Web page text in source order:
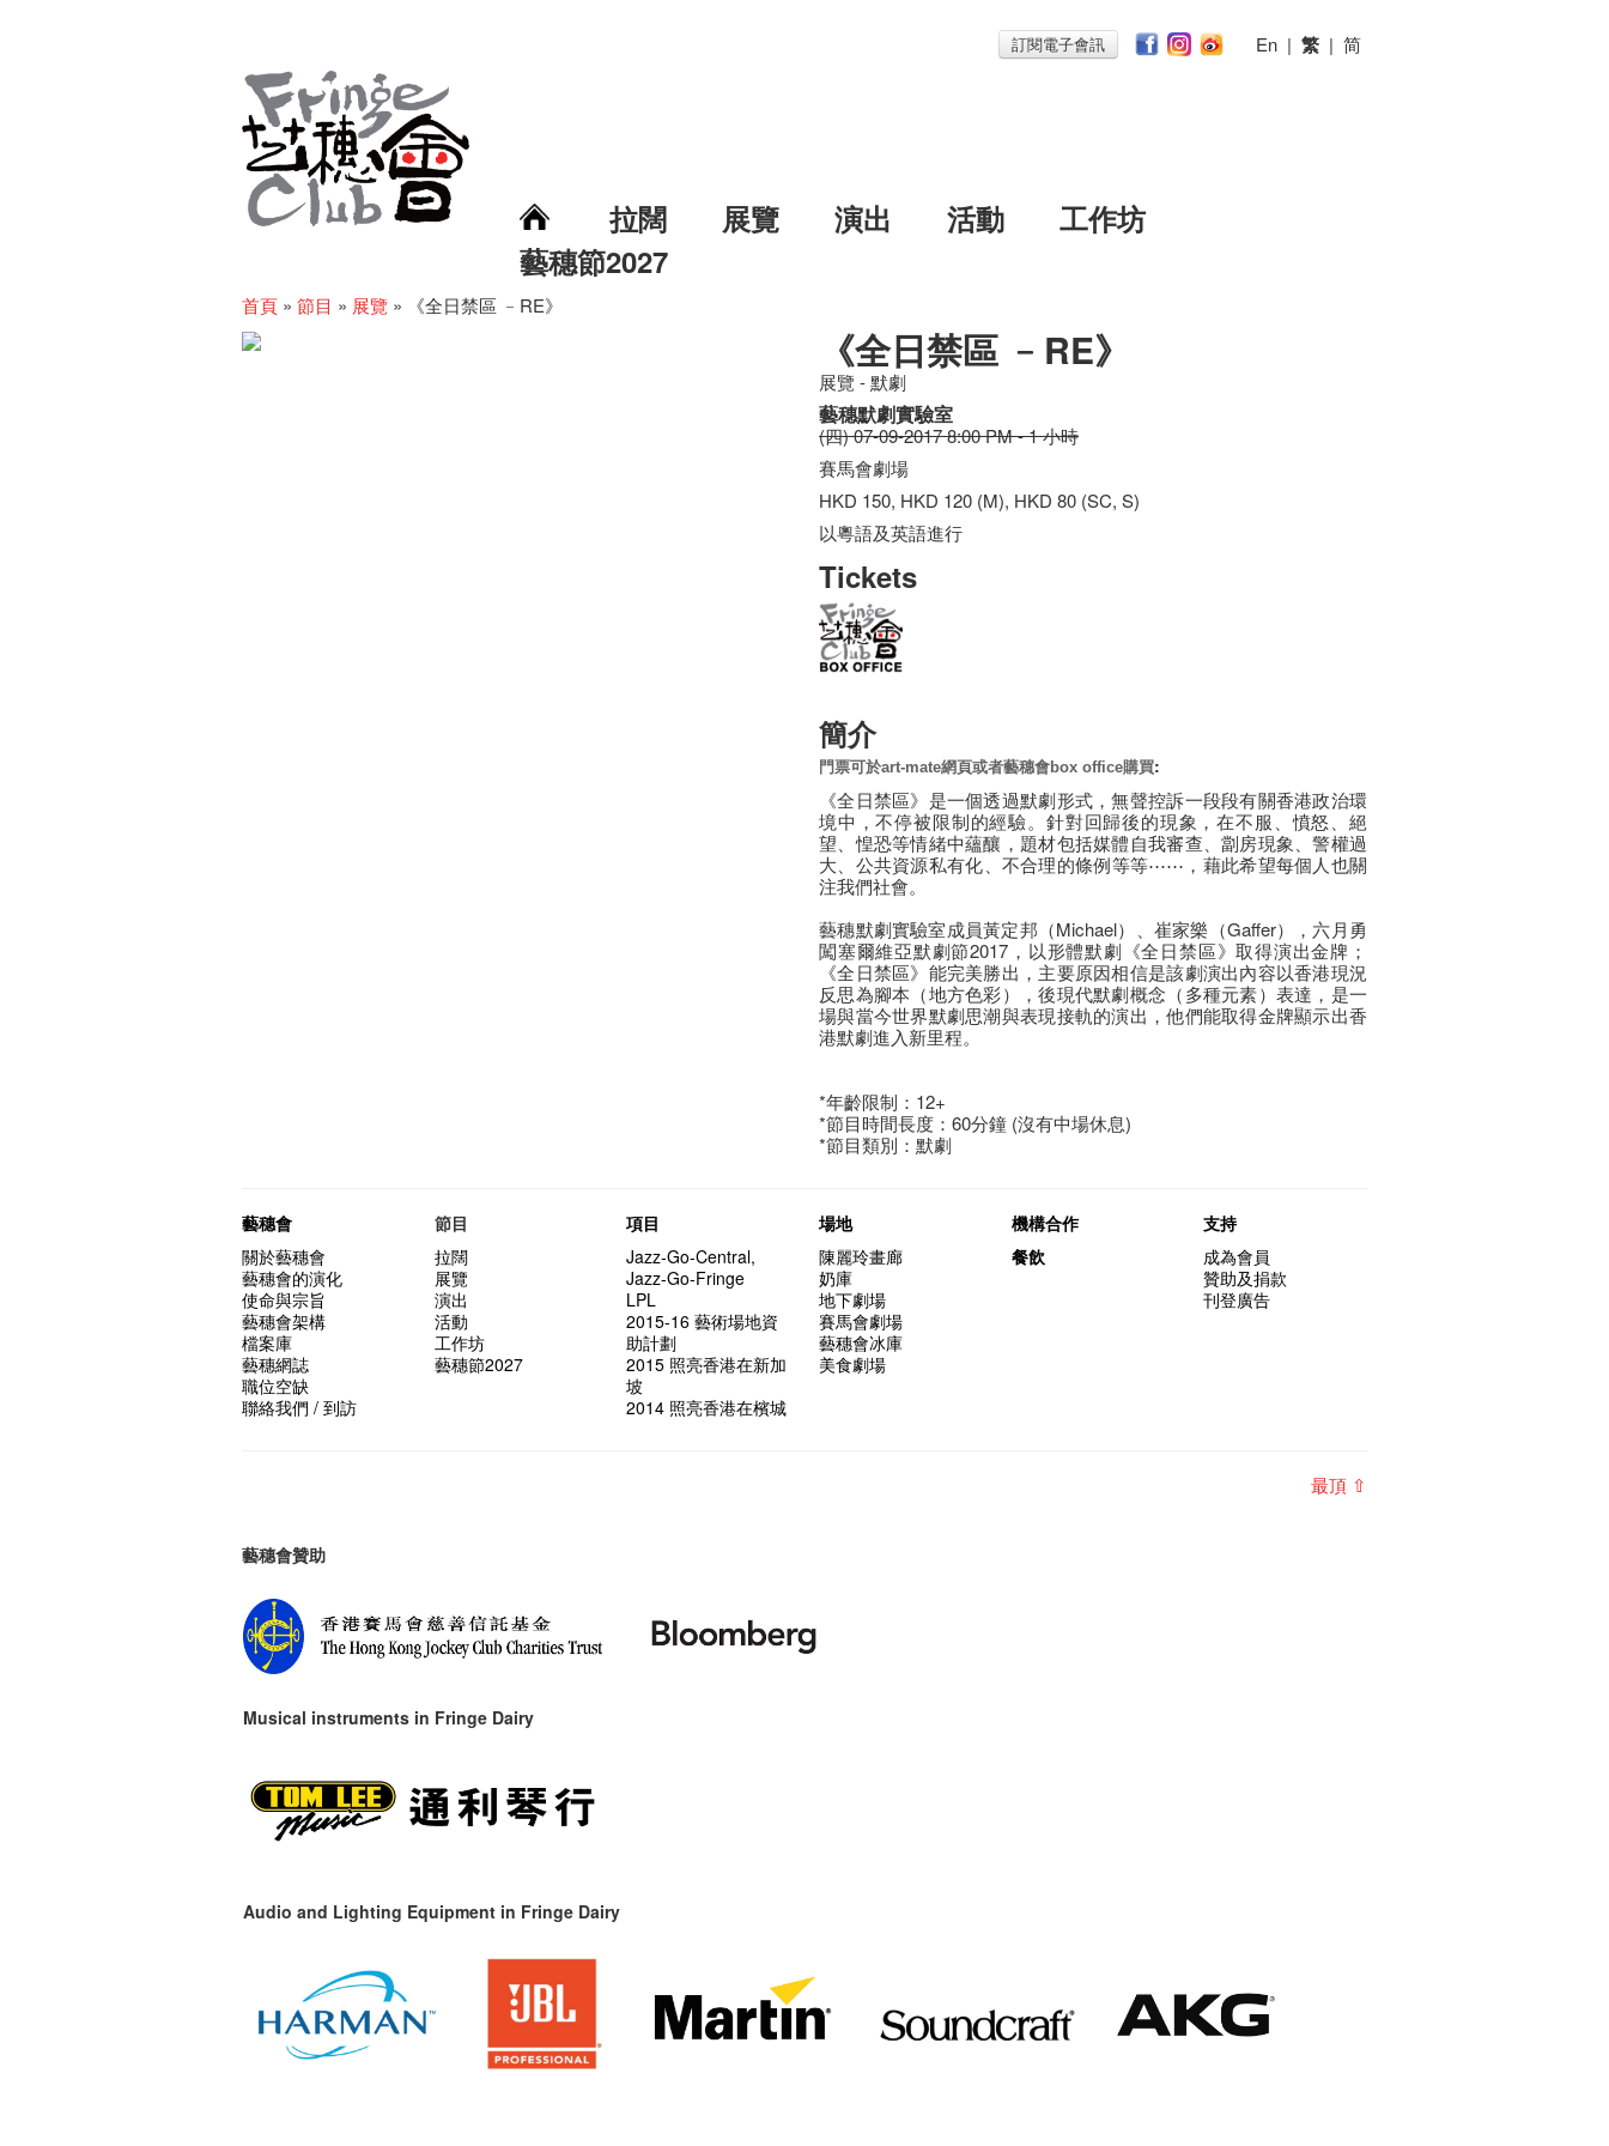
訂閱電子會訊 En | 繁 | 简
拉闊 展覽 演出 活動
工作坊
藝穗節2027
首頁 » 節目 » 展覽 » 《全日禁區 ﹣RE》
《全日禁區 ﹣RE》
展覽 - 默劇
藝穗默劇實驗室
(四) 07-09-2017 8:00 PM - 1 小時
賽馬會劇場
HKD 150, HKD 120 (M), HKD 80 (SC, S)
以粵語及英語進行
Tickets
簡介
門票可於art-mate網頁或者藝穗會box office購買:
《全日禁區》是一個透過默劇形式，無聲控訴一段段有關香港政治環
境中，不停被限制的經驗。針對回歸後的現象，在不服、憤怒、絕
望、惶恐等情緒中蘊釀，題材包括媒體自我審查、劏房現象、警權過
大、公共資源私有化、不合理的條例等等⋯⋯，藉此希望每個人也關
注我們社會。
藝穗默劇實驗室成員黃定邦（Michael）、崔家樂（Gaffer），六月勇
闖塞爾維亞默劇節2017，以形體默劇《全日禁區》取得演出金牌；
《全日禁區》能完美勝出，主要原因相信是該劇演出內容以香港現況
反思為腳本（地方色彩），後現代默劇概念（多種元素）表達，是一
場與當今世界默劇思潮與表現接軌的演出，他們能取得金牌顯示出香
港默劇進入新里程。
*年齡限制：12+
*節目時間長度：60分鐘 (沒有中場休息)
*節目類別：默劇
藝穗會
關於藝穗會
藝穗會的演化
使命與宗旨
藝穗會架構
檔案庫
藝穗網誌
職位空缺
聯絡我們 / 到訪
節目
拉闊
展覽
演出
活動
工作坊
藝穗節2027
項目
Jazz-Go-Central,
Jazz-Go-Fringe
LPL
2015-16 藝術場地資
助計劃
2015 照亮香港在新加
坡
2014 照亮香港在檳城
場地
陳麗玲畫廊
奶庫
地下劇場
賽馬會劇場
藝穗會冰庫
美食劇場
機構合作
餐飲
支持
成為會員
贊助及捐款
刊登廣告
最頂 ⇧
藝穗會贊助
Musical instruments in Fringe Dairy
Audio and Lighting Equipment in Fringe Dairy